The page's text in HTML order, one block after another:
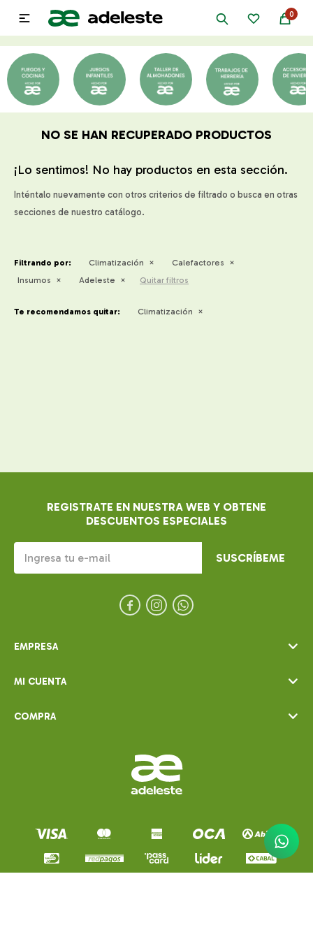
0

NO SE HAN RECUPERADO PRODUCTOS
¡Lo sentimos! No hay productos en esta sección.
Inténtalo nuevamente con otros criterios de filtrado o busca en otras
secciones de nuestro catálogo.
Filtrando por: Climatización
Calefactores
Insumos
Adeleste Quitar filtros
Te recomendamos quitar: Climatización
EMPRESA
MI CUENTA
COMPRA
REGISTRATE EN NUESTRA WEB Y OBTENE
DESCUENTOS ESPECIALES
SUSCRÍBEME
  